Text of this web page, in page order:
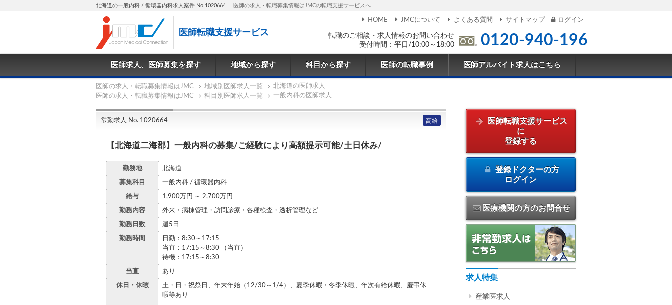
北海道の一般内科 / 循環器内科求人案件 No.1020664 医師の求人・転職募集情報はJMCの転職支援サービスへ
医師転職支援サービス
転職のご相談・求人情報のお問い合わせ
受付時間：平日/10:00～18:00
0120-940-196
HOME JMCについて よくある質問 サイトマップ ログイン
医師求人、医師募集を探す 地域から探す 科目から探す 医師の転職事例 医師アルバイト求人はこちら
医師の求人・転職募集情報はJMC 地域別医師求人一覧
北海道の医師求人
医師の求人・転職募集情報はJMC
科目別医師求人一覧 一般内科の医師求人
常勤求人 No. 1020664 高給
【北海道二海郡】一般内科の募集/ご経験により高額提示可能/土日休み/
勤務地 北海道
募集科目 一般内科 / 循環器内科
給与 1,900万円 ～ 2,700万円
勤務内容 外来・病棟管理・訪問診療・各種検査・透析管理など
勤務日数 週5日
勤務時間
日勤：8:30～17:15
当直：17:15～8:30 （当直）
待機：17:15～8:30
当直 あり
休日・休暇
土・日・祝祭日、年末年始（12/30～1/4）、夏季休暇・冬季休暇、年次有給休暇、慶弔休
暇等あり
医師転職支援サービス
に
登録する
登録ドクターの方
ログイン
医療機関の方のお問合せ
求人特集
産業医求人